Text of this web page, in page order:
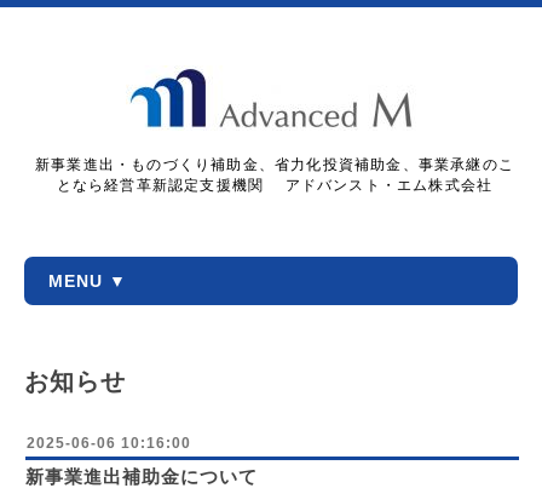
新事業進出・ものづくり補助金、省力化投資補助金、事業承継のこ
となら経営革新認定支援機関 アドバンスト・エム株式会社
MENU ▼
お知らせ
2025-06-06 10:16:00
新事業進出補助金について